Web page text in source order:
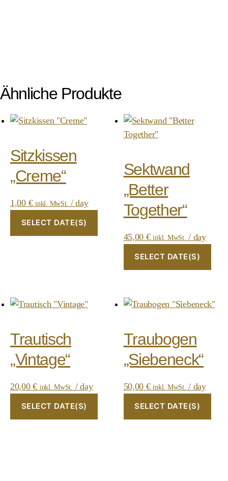
Ähnliche Produkte
Sitzkissen
„Creme“
1,00 € inkl. MwSt. / day
SELECT DATE(S)
Sektwand
„Better
Together“
45,00 € inkl. MwSt. / day
SELECT DATE(S)
Trautisch
„Vintage“
20,00€ inkl. MwSt. / day
SELECT DATE(S)
Traubogen
„Siebeneck“
50,00 € inkl. MwSt. / day
SELECT DATE(S)